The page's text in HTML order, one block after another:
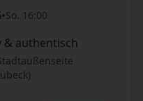
•So. 16:00
authentisch